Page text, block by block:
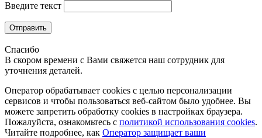
Введите текст
Отправить
Спасибо
В скором времени с Вами свяжется наш сотрудник для
уточнения деталей.
Оператор обрабатывает cookies с целью персонализации
сервисов и чтобы пользоваться веб-сайтом было удобнее. Вы
можете запретить обработку сookies в настройках браузера.
Пожалуйста, ознакомьтесь с политикой использования cookies.
Читайте подробнее, как Оператор защищает ваши